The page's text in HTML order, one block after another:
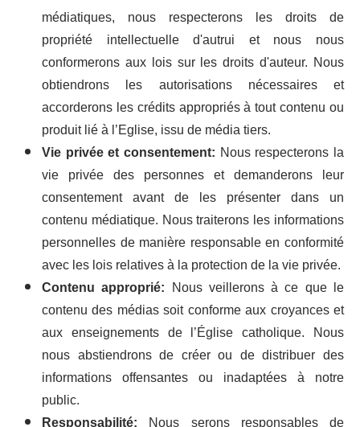
médiatiques, nous respecterons les droits de
propriété intellectuelle d'autrui et nous nous
conformerons aux lois sur les droits d'auteur. Nous
obtiendrons les autorisations nécessaires et
accorderons les crédits appropriés à tout contenu ou
produit lié à l’Eglise, issu de média tiers.
Vie privée et consentement: Nous respecterons la
vie privée des personnes et demanderons leur
consentement avant de les présenter dans un
contenu médiatique. Nous traiterons les informations
personnelles de manière responsable en conformité
avec les lois relatives à la protection de la vie privée.
Contenu approprié: Nous veillerons à ce que le
contenu des médias soit conforme aux croyances et
aux enseignements de l’Église catholique. Nous
nous abstiendrons de créer ou de distribuer des
informations offensantes ou inadaptées à notre
public.